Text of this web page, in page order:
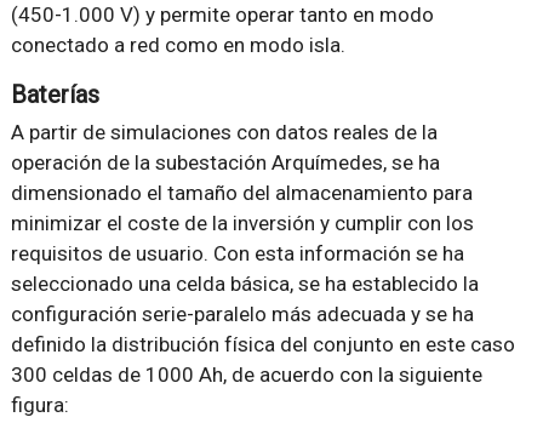
(450-1.000 V) y permite operar tanto en modo
conectado a red como en modo isla.
Baterías
A partir de simulaciones con datos reales de la
operación de la subestación Arquímedes, se ha
dimensionado el tamaño del almacenamiento para
minimizar el coste de la inversión y cumplir con los
requisitos de usuario. Con esta información se ha
seleccionado una celda básica, se ha establecido la
configuración serie-paralelo más adecuada y se ha
definido la distribución física del conjunto en este caso
300 celdas de 1000 Ah, de acuerdo con la siguiente
figura: